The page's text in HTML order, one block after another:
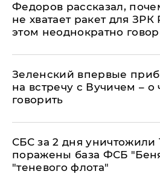
Федоров рассказал,
не хватает ракет для
этом неоднократно
Зеленский впервые
на встречу с Вучичем – о
говорить
СБС за 2 дня уничтожили
поражены база ФСБ
"теневого флота"